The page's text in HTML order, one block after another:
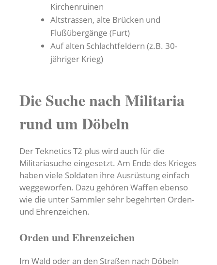
Kirchenruinen
Altstrassen, alte Brücken und
Flußübergänge (Furt)
Auf alten Schlachtfeldern (z.B. 30-
jähriger Krieg)
Die Suche nach Militaria
rund um Döbeln
Der Teknetics T2 plus wird auch für die
Militariasuche eingesetzt. Am Ende des Krieges
haben viele Soldaten ihre Ausrüstung einfach
weggeworfen. Dazu gehören Waffen ebenso
wie die unter Sammler sehr begehrten Orden-
und Ehrenzeichen.
Orden und Ehrenzeichen
Im Wald oder an den Straßen nach Döbeln